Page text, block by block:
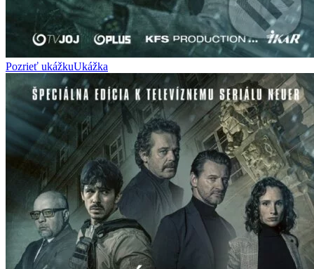
Pozrieť ukážkuUkážka